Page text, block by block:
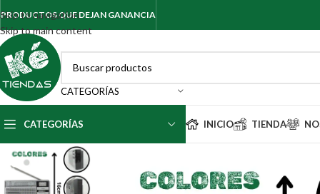
Skip to navigation
Skip to main content
PRODUCTOS QUE DEJAN GANANCIA
CATEGORÍAS
CATEGORÍAS INICIO TIENDA